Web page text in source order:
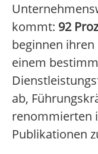
kommt: 92
beginnen
einem
ab,
renommierten
Publikationen